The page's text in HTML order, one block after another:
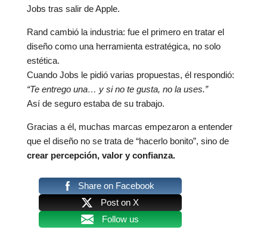
Jobs tras salir de Apple.
Rand cambió la industria: fue el primero en tratar el
diseño como una herramienta estratégica, no solo
estética.
Cuando Jobs le pidió varias propuestas, él respondió:
“Te entrego una… y si no te gusta, no la uses.”
Así de seguro estaba de su trabajo.
Gracias a él, muchas marcas empezaron a entender
que el diseño no se trata de “hacerlo bonito”, sino de
crear percepción, valor y confianza.
Share on Facebook
Post on X
Follow us